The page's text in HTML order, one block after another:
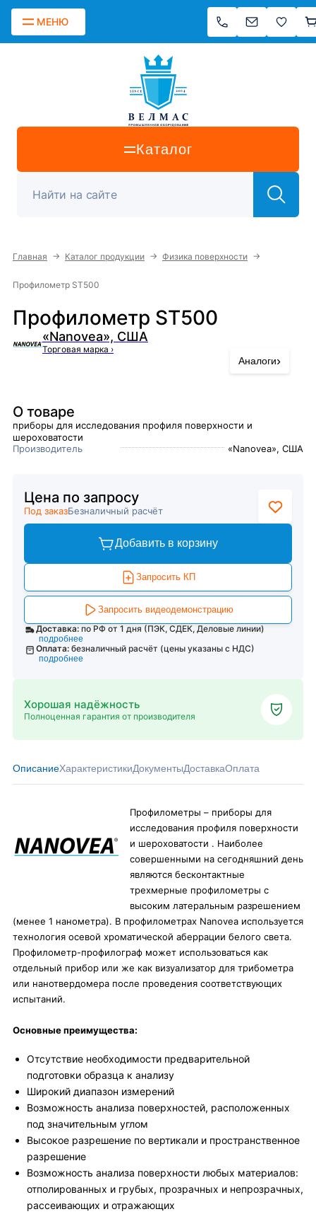
МЕНЮ
Каталог
Главная → Каталог продукции → Физика поверхности →
Профилометр ST500
Профилометр ST500
«Nanovea», США
Торговая марка ›
Аналоги›
О товаре
приборы для исследования профиля поверхности и
шероховатости
Производитель
«Nanovea», США
Цена по запросу
Под заказБезналичный расчёт
Добавить в корзину
Запросить КП
Запросить видеодемонстрацию
Доставка: по РФ от 1 дня (ПЭК, СДЕК, Деловые линии)
подробнее
Оплата: безналичный расчёт (цены указаны с НДС)
подробнее
Хорошая надёжность
Полноценная гарантия от производителя
ОписаниеХарактеристикиДокументыДоставкаОплата
Профилометры – приборы для
исследования профиля поверхности
и шероховатости . Наиболее
совершенными на сегодняшний день
являются бесконтактные
трехмерные профилометры с
высоким латеральным разрешением
(менее 1 нанометра). В профилометрах Nanovea используется
технология осевой хроматической аберрации белого света.
Профилометр-профилограф может использоваться как
отдельный прибор или же как визуализатор для трибометра
или нанотвердомера после проведения соответствующих
испытаний.
Основные преимущества:
Отсутствие необходимости предварительной
подготовки образца к анализу
Широкий диапазон измерений
Возможность анализа поверхностей, расположенных
под значительным углом
Высокое разрешение по вертикали и пространственное
разрешение
Возможность анализа поверхности любых материалов:
отполированных и грубых, прозрачных и непрозрачных,
рассеивающих и отражающих